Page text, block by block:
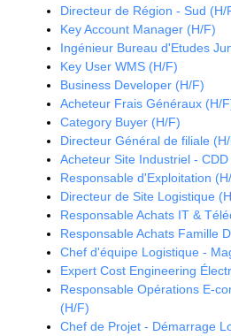
Directeur de Région - Sud (H/
Key Account Manager (H/F)
Ingénieur Bureau d'Etudes
Key User WMS (H/F)
Business Developer (H/F)
Acheteur Frais Généraux (H/
Category Buyer (H/F)
Directeur Général de filiale
Acheteur Site Industriel - CDD
Responsable d'Exploitation
Directeur de Site Logistique
Responsable Achats IT &
Responsable Achats Famille
Chef d'équipe Logistique -
Expert Cost Engineering
Responsable Opérations E-
(H/F)
Chef de Projet - Démarrage